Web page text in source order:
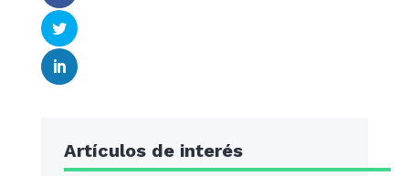
Artículos de interés